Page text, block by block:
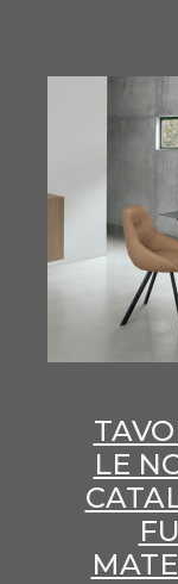
LE